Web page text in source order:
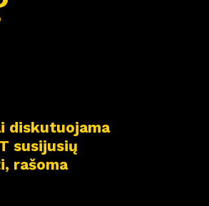
diskutuojama
susijusių
rašoma